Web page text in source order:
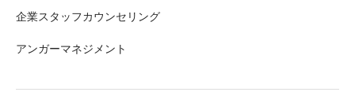
企業スタッフカウンセリング
アンガーマネジメント